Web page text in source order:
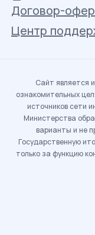
Договор-
Центр
Сайт является
ознакомительных
источников сети
Министерства
варианты и не
Государственную
только за функцию